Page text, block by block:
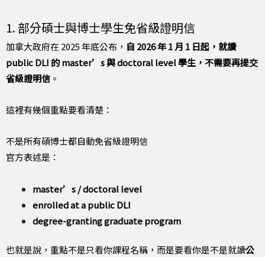
1. 部分碩士與博士學生免省級證明信
加拿大政府在 2025 年底公布， 自 2026 年 1 月 1 日起，就讀
public DLI 的 master’s 與 doctoral level 學生，不需要再提交
省級證明信 。
這裡有幾個重點要看清楚：
不是所有碩博士都自動免省級證明信
官方表述是：
master’s / doctoral level
enrolled at a public DLI
degree-granting graduate program
也就是說，重點不是只看你課程名稱，而是要看你是不是就讀公